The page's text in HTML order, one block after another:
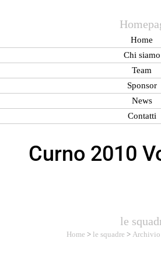
Home
Chi siamo
Team
Sponsor
News
Contatti
Curno 2010
le
Home > le squadre > Archivio